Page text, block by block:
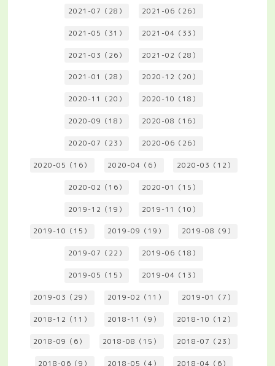
2021-07（28） 2021-06（26）
2021-05（31） 2021-04（33）
2021-03（26） 2021-02（28）
2021-01（28） 2020-12（20）
2020-11（20） 2020-10（18）
2020-09（18） 2020-08（16）
2020-07（23） 2020-06（26）
2020-05（16） 2020-04（6） 2020-03（12）
2020-02（16） 2020-01（15）
2019-12（19） 2019-11（10）
2019-10（15） 2019-09（19） 2019-08（9）
2019-07（22） 2019-06（18）
2019-05（15） 2019-04（13）
2019-03（29） 2019-02（11） 2019-01（7）
2018-12（11） 2018-11（9） 2018-10（12）
2018-09（6） 2018-08（15） 2018-07（23）
2018-06（9） 2018-05（4） 2018-04（6）